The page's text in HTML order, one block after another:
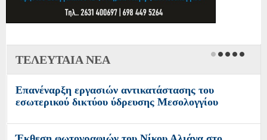
ΤΕΛΕΥΤΑΙΑ ΝΕΑ
Επανέναρξη εργασιών αντικατάστασης του
εσωτερικού δικτύου ύδρευσης Μεσολογγίου